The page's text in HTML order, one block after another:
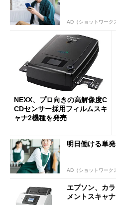
AD（ショットワーク
NEXX、プロ向きの高解像度C
CDセンサー採用フィルムスキ
ャナ2機種を発売
明日働ける単
AD（ショットワーク
エプソン、カ
メントスキャ